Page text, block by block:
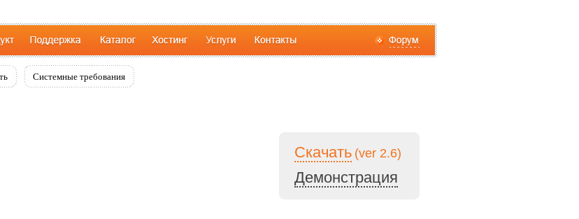
Системные требования
Скачать (ver 2.6)
Демонстрация